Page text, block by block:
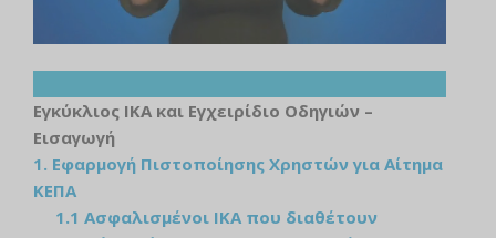
Εγκύκλιος ΙΚΑ και Εγχειρίδιο Οδηγιών –
Εισαγωγή
1. Εφαρμογή Πιστοποίησης Χρηστών για Αίτημα
ΚΕΠΑ
1.1 Ασφαλισμένοι ΙΚΑ που διαθέτουν